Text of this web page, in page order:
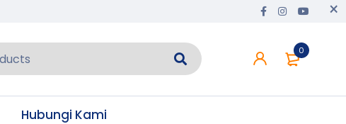
0
Hubungi Kami